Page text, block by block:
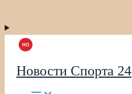
Новости Спорта 24